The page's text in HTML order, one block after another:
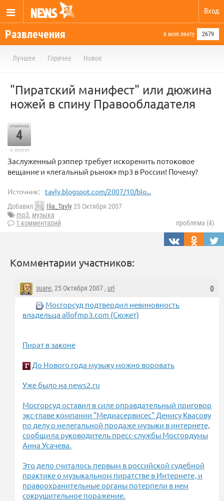
Вход
Развлечения в мою ленту 2679
Лучшее Горячее Новое
"Пиратский манифест" или дюжина
ножей в спину Правообладателя
отметили
4
в архиве
Заслуженный рэппер требует искоренить потоковое
вещание и «легальный рынок» mp3 в России! Почему?
Источник: tavly.blogspot.com/2007/10/blo...
Добавил Ilia_Tavly25 Октября 2007
mp3, музыка
1 комментарий
проблема (4)
Комментарии участников:
0
suare, 25 Октября 2007 , url
Мосгорсуд подтвердил невиновность
владельца allofmp3.com (Сюжет)
Пират в законе
До Нового года музыку можно воровать
Уже было на news2.ru
Мосгорсуд оставил в силе оправдательный приговор
экс-главе компании "Медиасервисес" Денису Квасову
по делу о нелегальной продаже музыки в интернете,
сообщила руководитель пресс-службы Мосгордумы
Анна Усачева.
Это дело считалось первым в российской судебной
практике о музыкальном пиратстве в Интернете, и
правоохранительные органы потерпели в нем
сокрушительное поражение.